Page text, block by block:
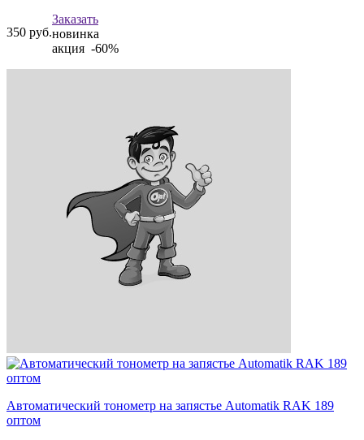
350 руб.
Заказать
новинка
акция -60%
Автоматический тонометр на запястье Аutomatik RAK 189
оптом